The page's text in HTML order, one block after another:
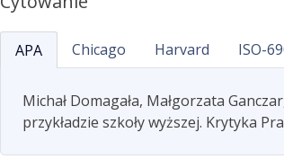
APA Chicago Harvard ISO-
Michał Domagała, Małgorzata
przykładzie szkoły wyższej. Krytyka